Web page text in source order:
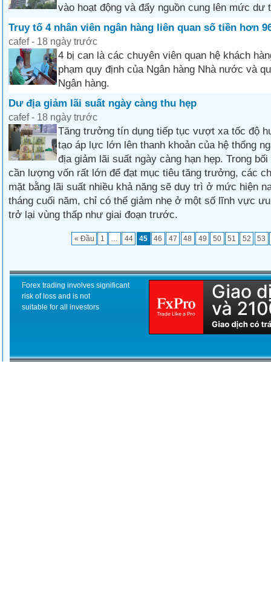
vào hoạt động và đẩy nguồn cung lên mức dư
Truy tố 4 nhân viên ngân hàng liên quan số tiền hơn
cafef - 18 ngày trước
4 bị can là các chuyên viên quan hệ khách
phạm quy định của Ngân hàng Nhà nước và
Ngân hàng.
Dư địa giảm lãi suất ngày càng thu hẹp
cafef - 18 ngày trước
Tăng trưởng tín dụng tiếp tục vượt xa tốc độ
tạo áp lực lớn lên thanh khoản của hệ thống
địa giảm lãi suất ngày càng hạn hẹp. Trong
cần lượng vốn rất lớn để đạt mục tiêu tăng trưởng, các
mặt bằng lãi suất nhiều khả năng sẽ duy trì ở mức hiện
tháng cuối năm, chỉ có thể giảm nhẹ ở một số lĩnh vực
trở lại vùng thấp như giai đoạn trước.
« Đầu 1 … 44 45 46 47 48 49 50 51 52 53
Forex trading involves significant
risk of loss and is not
suitable for all investors